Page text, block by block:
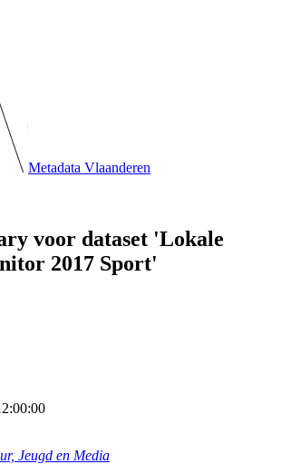
Metadata Vlaanderen
voor dataset 'Lokale
2017 Sport'
Jeugd en Media